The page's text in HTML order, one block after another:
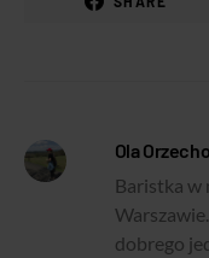
Ola
Baristka w
dobrego